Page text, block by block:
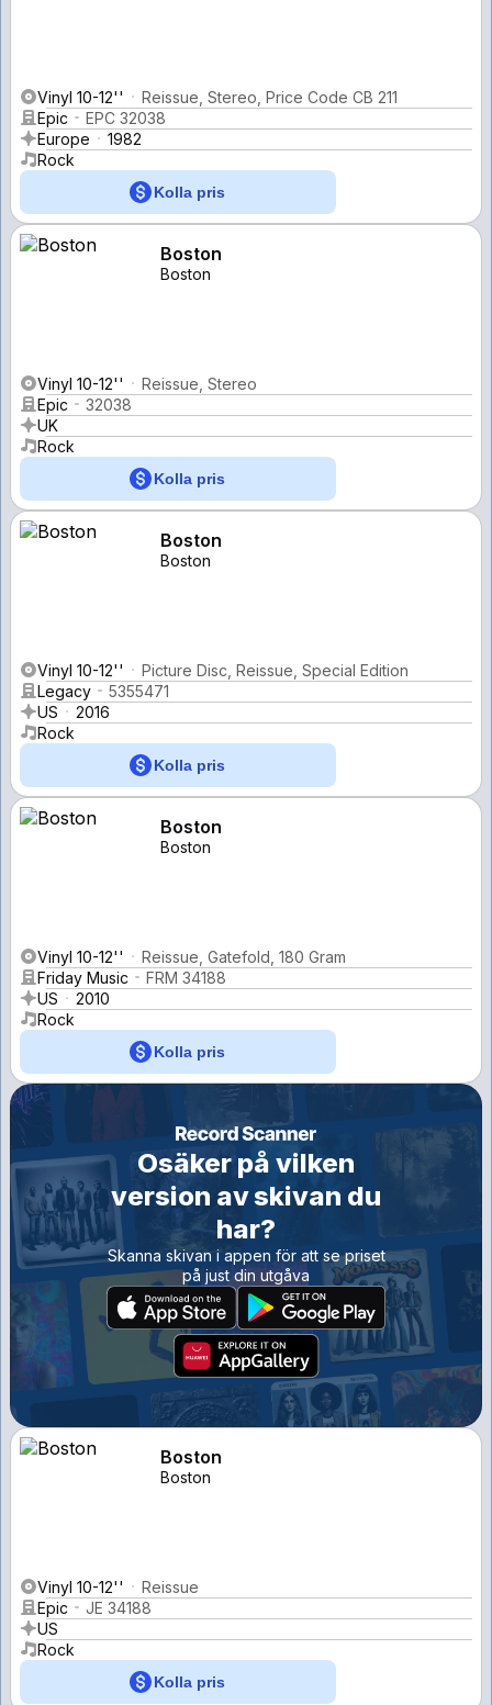
Vinyl 10-12''
Reissue, Stereo, Price Code CB 211
Epic
EPC 32038
Europe
1982
Rock
Kolla pris
Boston
Boston
Vinyl 10-12''
Reissue, Stereo
Epic
32038
UK
Rock
Kolla pris
Boston
Boston
Vinyl 10-12''
Picture Disc, Reissue, Special Edition
Legacy
5355471
US
2016
Rock
Kolla pris
Boston
Boston
Vinyl 10-12''
Reissue, Gatefold, 180 Gram
Friday Music
FRM 34188
US
2010
Rock
Kolla pris
Osäker på vilken
version av skivan du
har?
Skanna skivan i appen för att se priset
på just din utgåva
Boston
Boston
Vinyl 10-12''
Reissue
Epic
JE 34188
US
Rock
Kolla pris